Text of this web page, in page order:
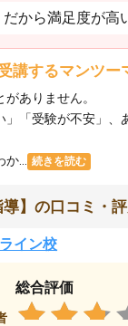
から満足度が高
講するマンツー
ありません。
」「受験が不安」
...
続きを読む
】の口コミ・評
イン校
総合評価